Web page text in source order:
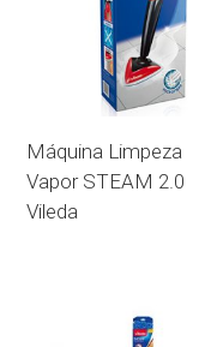
Máquina Limpeza
Vapor STEAM 2.0
Vileda